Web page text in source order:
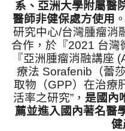
系、亞洲大學附屬醫
醫師非健保處方使用 。
研究中心/台灣腫瘤消
合作，於『2021 台灣
『亞洲腫瘤消融講座
療法 Sorafenib （蕾
取物（GPP）在治療
活率之研究”， 是國內
薦並進入國內著名醫
健